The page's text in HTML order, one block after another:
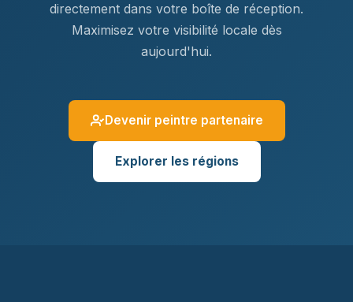
directement dans votre boîte de réception.
Maximisez votre visibilité locale dès
aujourd'hui.
Devenir peintre partenaire
Explorer les régions